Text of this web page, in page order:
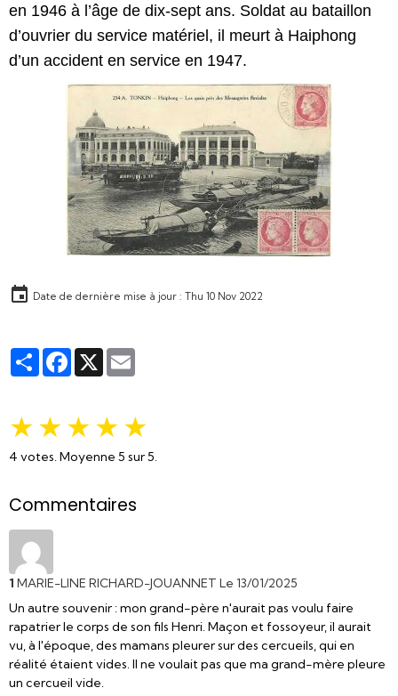
en 1946 à l’âge de dix-sept ans. Soldat au bataillon
d’ouvrier du service matériel, il meurt à Haiphong
d’un accident en service en 1947.
Date de dernière mise à jour : Thu 10 Nov 2022
PartagerFacebook
X
★★★★★
4 votes. Moyenne 5 sur 5.
Commentaires
1 MARIE-LINE RICHARD-JOUANNET Le 13/01/2025
Un autre souvenir : mon grand-père n'aurait pas voulu faire
rapatrier le corps de son fils Henri. Maçon et fossoyeur, il aurait
vu, à l'époque, des mamans pleurer sur des cercueils, qui en
réalité étaient vides. Il ne voulait pas que ma grand-mère pleure
un cercueil vide.